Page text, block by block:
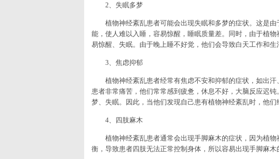
2、失眠多梦
植物神经紊乱患者可能会出现失眠和多梦的症状。这是
能，使人难以入睡，容易惊醒，睡眠质量差。同时，由于植
易惊醒、失眠。由于晚上睡不好觉，他们会导致白天工作和生
3、焦虑抑郁
植物神经紊乱患者经常有焦虑不安和抑郁的症状，如出汗
患者非常痛苦，他们常常感到疲惫，休息不好，大脑反应迟
梦、失眠。因此，当他们发现自己患有植物神经紊乱时，他们
4、四肢麻木
植物神经紊乱患者通常会出现手脚麻木的症状，因为植
衡，导致患者四肢无法正常控制身体，所以容易出现手脚麻木